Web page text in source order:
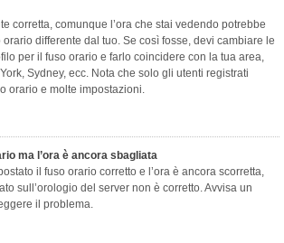
corretta, comunque l’ora che stai vedendo potrebbe
differente dal tuo. Se così fosse, devi cambiare le
per il fuso orario e farlo coincidere con la tua area,
Sydney, ecc. Nota che solo gli utenti registrati
orario e molte impostazioni.
ma l’ora è ancora sbagliata
il fuso orario corretto e l’ora è ancora scorretta,
sull’orologio del server non è corretto. Avvisa un
il problema.